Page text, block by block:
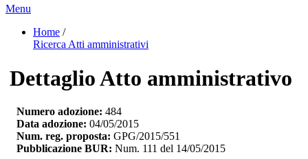
Menu
Home /
Ricerca Atti amministrativi
Dettaglio Atto amministrativo
Numero adozione: 484
Data adozione: 04/05/2015
Num. reg. proposta: GPG/2015/551
Pubblicazione BUR: Num. 111 del 14/05/2015